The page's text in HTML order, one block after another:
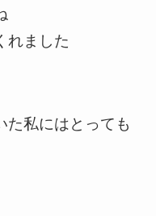
れました
た私にはとっても